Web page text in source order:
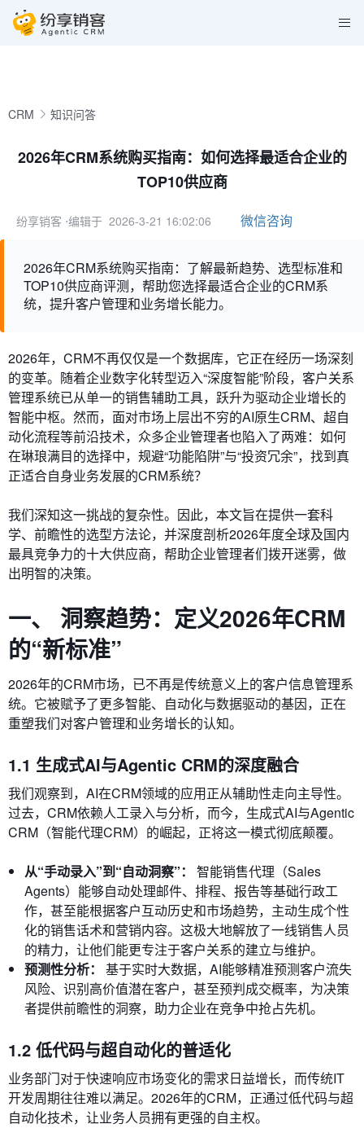
CRM 知识问答
2026年CRM系统购买指南：如何选择最适合企业的
TOP10供应商
纷享销客 ⋅编辑于 2026-3-21 16:02:06 微信咨询
2026年CRM系统购买指南：了解最新趋势、选型标准和
TOP10供应商评测，帮助您选择最适合企业的CRM系
统，提升客户管理和业务增长能力。
2026年，CRM不再仅仅是一个数据库，它正在经历一场深刻
的变革。随着企业数字化转型迈入“深度智能”阶段，客户关系
管理系统已从单一的销售辅助工具，跃升为驱动企业增长的
智能中枢。然而，面对市场上层出不穷的AI原生CRM、超自
动化流程等前沿技术，众多企业管理者也陷入了两难：如何
在琳琅满目的选择中，规避“功能陷阱”与“投资冗余”，找到真
正适合自身业务发展的CRM系统？
我们深知这一挑战的复杂性。因此，本文旨在提供一套科
学、前瞻性的选型方法论，并深度剖析2026年度全球及国内
最具竞争力的十大供应商，帮助企业管理者们拨开迷雾，做
出明智的决策。
一、 洞察趋势：定义2026年CRM
的“新标准”
2026年的CRM市场，已不再是传统意义上的客户信息管理系
统。它被赋予了更多智能、自动化与数据驱动的基因，正在
重塑我们对客户管理和业务增长的认知。
1.1 生成式AI与Agentic CRM的深度融合
我们观察到，AI在CRM领域的应用正从辅助性走向主导性。
过去，CRM依赖人工录入与分析，而今，生成式AI与Agentic
CRM（智能代理CRM）的崛起，正将这一模式彻底颠覆。
从“手动录入”到“自动洞察”：
智能销售代理（Sales
Agents）能够自动处理邮件、排程、报告等基础行政工
作，甚至能根据客户互动历史和市场趋势，主动生成个性
化的销售话术和营销内容。这极大地解放了一线销售人员
的精力，让他们能更专注于客户关系的建立与维护。
预测性分析：
基于实时大数据，AI能够精准预测客户流失
风险、识别高价值潜在客户，甚至预判成交概率，为决策
者提供前瞻性的洞察，助力企业在竞争中抢占先机。
1.2 低代码与超自动化的普适化
业务部门对于快速响应市场变化的需求日益增长，而传统IT
开发周期往往难以满足。2026年的CRM，正通过低代码与超
自动化技术，让业务人员拥有更强的自主权。